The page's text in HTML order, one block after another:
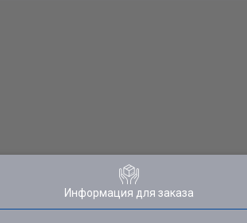
Информация для заказа